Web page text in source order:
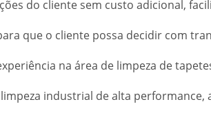
do cliente sem custo adicional,
que o cliente possa decidir com
na área de limpeza de
industrial de alta performance,